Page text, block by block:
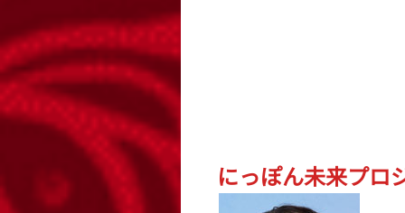
にっぽん未来プロ